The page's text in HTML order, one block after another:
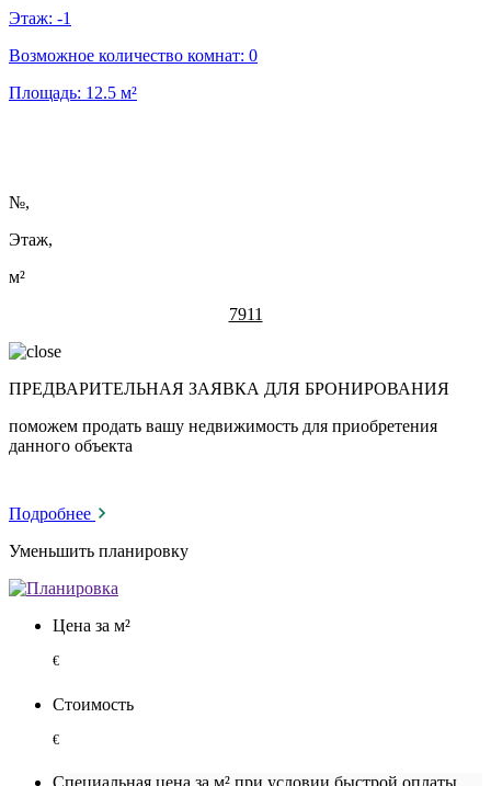
Этаж: -1
Возможное количество комнат: 0
Площадь: 12.5 м²
№,
Этаж,
м²
7911
ПРЕДВАРИТЕЛЬНАЯ ЗАЯВКА ДЛЯ БРОНИРОВАНИЯ
поможем продать вашу недвижимость для приобретения
данного объекта
Подробнее
Уменьшить планировку
Цена за м²
€
Стоимость
€
Специальная цена за м² при условии быстрой оплаты